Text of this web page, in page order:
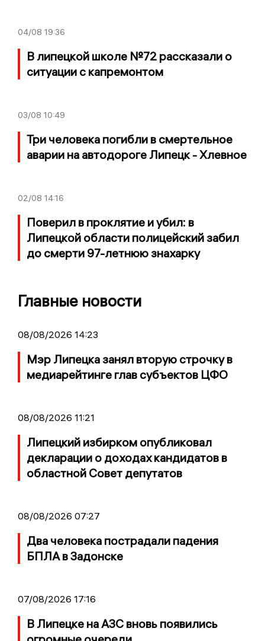
04/08 19:36
В липецкой школе №72 рассказали о
ситуации с капремонтом
03/08 10:49
Три человека погибли в смертельное
аварии на автодороге Липецк - Хлевное
02/08 14:16
Поверил в проклятие и убил: в
Липецкой области полицейский забил
до смерти 97-летнюю знахарку
Главные новости
08/08/2026 14:23
Мэр Липецка занял вторую строчку в
медиарейтинге глав субъектов ЦФО
08/08/2026 11:21
Липецкий избирком опубликовал
декларации о доходах кандидатов в
областной Совет депутатов
08/08/2026 07:27
Два человека пострадали падения
БПЛА в Задонске
07/08/2026 17:16
В Липецке на АЗС вновь появились